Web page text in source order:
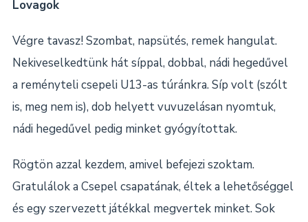
Lovagok
Végre tavasz! Szombat, napsütés, remek hangulat.
Nekiveselkedtünk hát síppal, dobbal, nádi hegedűvel
a reményteli csepeli U13-as túránkra. Síp volt (szólt
is, meg nem is), dob helyett vuvuzelásan nyomtuk,
nádi hegedűvel pedig minket gyógyítottak.
Rögtön azzal kezdem, amivel befejezi szoktam.
Gratulálok a Csepel csapatának, éltek a lehetőséggel
és egy szervezett játékkal megvertek minket. Sok